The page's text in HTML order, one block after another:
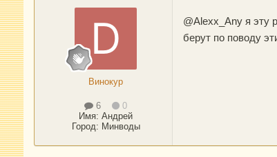
Винокур
6
0
Имя:Андрей
Город: Минводы
@Alexx_Anyя эту
берут по поводу